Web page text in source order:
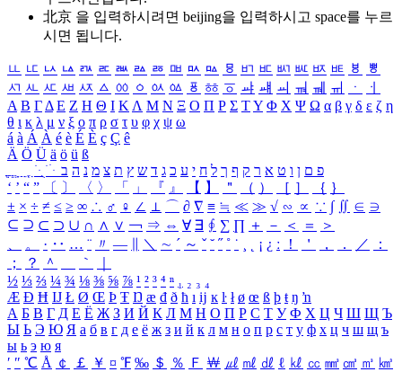
北京 을 입력하시려면 beijing을 입력하시고 space를 누르
시면 됩니다.
ㅥ ㅦ ㅧ ㅨ ㅩ ㅪ ㅫ ㅬ ㅭ ㅮ ㅯ ㅰ ㅱ ㅲ ㅳ ㅴ ㅵ ㅶ ㅷ ㅸ
ㅹ
ㅺ ㅻ ㅼ ㅽ ㅾ ㅿ ㆀ ㆁ ㆂ ㆃ ㆄ ㆅ ㆆ ㆇ ㆈ ㆉ ㆊ ㆋ ㆌ ㆍ
ㆎ
Α Β ΓΔ Ε Ζ Η Θ Ι ΚΛ Μ Ν Ξ Ο Π Ρ Σ ΤΥ Φ Χ Ψ Ω α β γ δ ε ζ η
θ ι κ λ μ ν ξ ο π ρ σ τ υ φ χ ψ ω
á à Á À é è É È ç Ç ê
Ä Ö Ü ä ö ü ß
ִֶֹ ֻּ ׁׂ פ ם ן ו ט א ר ק ף ך ל ח י ע כ ג ד ש ץ ת צ מ נ ה ב
‘ ’ “ ” 〔 〕 〈 〉 「 」 『 』 【 】 ＂ （ ） ［ ］ ｛ ｝
± × ÷ ≠ ≤ ≥ ∞ ∴ ♂ ♀ ∠ ⊥ ⌒ ∂ ∇ ≡ ≒ ≪ ≫ √ ∽ ∝ ∵ ∫ ∬ ∈ ∋
⊆ ⊇ ⊂ ⊃ ∪ ∩ ∧ ∨ ￢ ⇒ ⇔ ∀ ∃ ∮ ∑ ∏ ＋ － ＜ ＝
＞
、
。 · ‥ … ¨ 〃 ― ＼ ∼ ´ ～ ˇ ˘ ˝ ˚ ˙ ¸ ¡ ¿ ː ！ ＇ ， ． ／
：
；
？ ＾ ｀
½ ⅓ ⅔ ¼ ¾ ⅛ ⅜ ⅝ ⅞ ¹ ² ³ ⁴ ⁿ ₁ ₂ ₃ ₄
Æ Ð Ħ Ĳ Ł Ø Œ Þ Ŧ Ŋ æ đ ð ħ ı ĳ ĸ ŀ ł ø œ ß þ ŧ ŋ ŉ
А Б В Г Д Е Ё Ж З И Й К Л М Н О П Р С Т У Ф Х Ц Ч Ш Щ Ъ
Ы Ь Э Ю Я а б в г д е ё ж з и й к л м н о п р с т у ф х ц ч ш щ ъ
ы ь э ю я
′ ″ ℃ Å ￠ ￡ ￥ ¤ ℉ ‰ ＄ ％ Ｆ ￦ ㎕ ㎖ ㎗ ℓ ㎘ ㏄ ㎣ ㎤ ㎥ ㎦